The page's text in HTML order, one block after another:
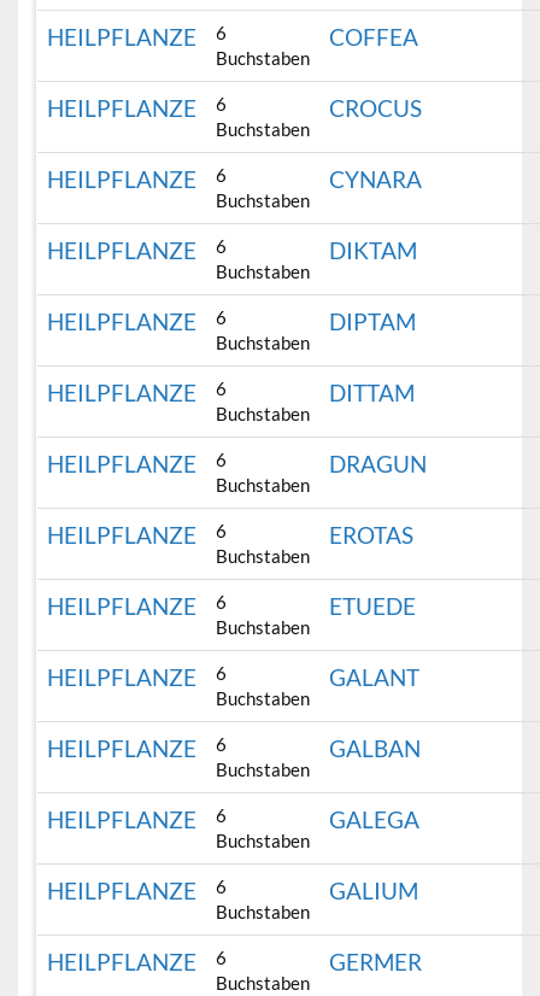
HEILPFLANZE
6
Buchstaben
COFFEA
HEILPFLANZE
6
Buchstaben
CROCUS
HEILPFLANZE
6
Buchstaben
CYNARA
HEILPFLANZE
6
Buchstaben
DIKTAM
HEILPFLANZE
6
Buchstaben
DIPTAM
HEILPFLANZE
6
Buchstaben
DITTAM
HEILPFLANZE
6
Buchstaben
DRAGUN
HEILPFLANZE
6
Buchstaben
EROTAS
HEILPFLANZE
6
Buchstaben
ETUEDE
HEILPFLANZE
6
Buchstaben
GALANT
HEILPFLANZE
6
Buchstaben
GALBAN
HEILPFLANZE
6
Buchstaben
GALEGA
HEILPFLANZE
6
Buchstaben
GALIUM
HEILPFLANZE
6
Buchstaben
GERMER